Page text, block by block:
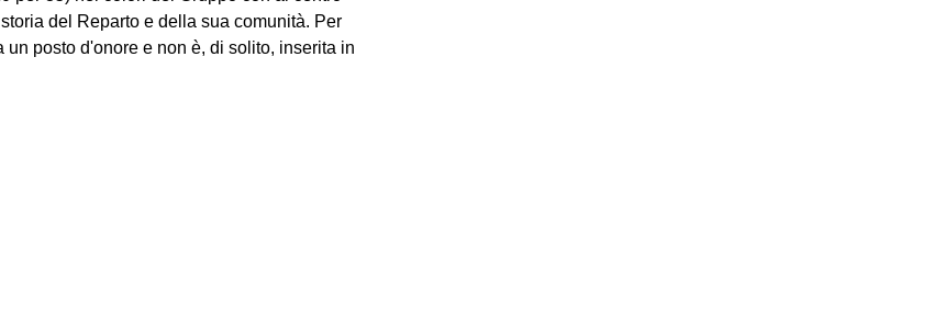
del Reparto e della sua comunità. Per
posto d'onore e non è, di solito, inserita in